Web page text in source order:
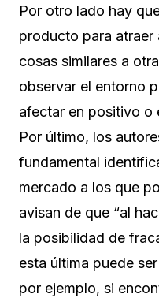
Por otro lado hay
producto para atraer
cosas similares a
observar el entorno
afectar en positivo o
Por último, los
fundamental
mercado a los que
avisan de que “al
la posibilidad de
esta última puede
por ejemplo, si